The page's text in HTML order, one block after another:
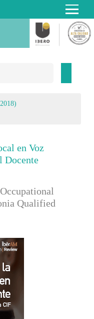
en Voz
Docente
Qualified